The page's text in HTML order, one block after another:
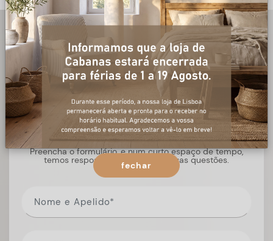
+ informações
Preencha o formulário, e num curto espaço de tempo,
temos respostas para todas as suas questões.
fechar